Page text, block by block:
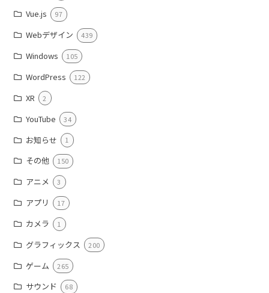
Vue.js 97
Webデザイン 439
Windows 105
WordPress 122
XR 2
YouTube 34
お知らせ 1
その他 150
アニメ 3
アプリ 17
カメラ 1
グラフィックス 200
ゲーム 265
サウンド 68